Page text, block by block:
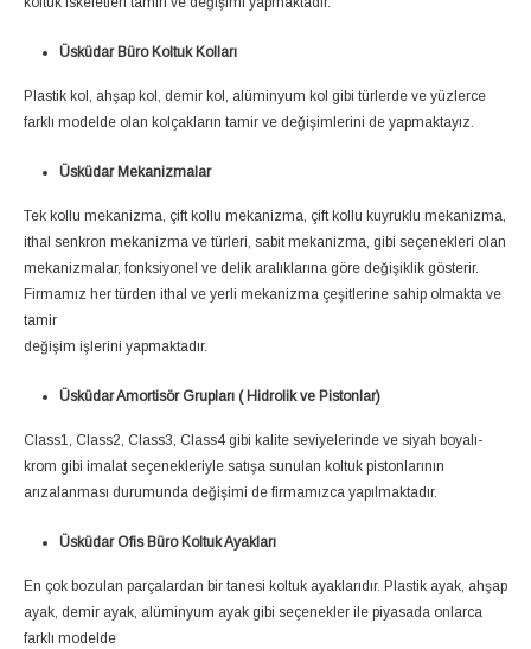
Üsküdar Büro Koltuk Kolları
Plastik kol, ahşap kol, demir kol, alüminyum kol gibi türlerde ve yüzlerce
farklı modelde olan kolçakların tamir ve değişimlerini de yapmaktayız.
Üsküdar Mekanizmalar
Tek kollu mekanizma, çift kollu mekanizma, çift kollu kuyruklu mekanizma,
ithal senkron mekanizma ve türleri, sabit mekanizma, gibi seçenekleri olan
mekanizmalar, fonksiyonel ve delik aralıklarına göre değişiklik gösterir.
Firmamız her türden ithal ve yerli mekanizma çeşitlerine sahip olmakta ve
tamir
değişim işlerini yapmaktadır.
Üsküdar Amortisör Grupları ( Hidrolik ve Pistonlar)
Class1, Class2, Class3, Class4 gibi kalite seviyelerinde ve siyah boyalı-
krom gibi imalat seçenekleriyle satışa sunulan koltuk pistonlarının
arızalanması durumunda değişimi de firmamızca yapılmaktadır.
Üsküdar Ofis Büro Koltuk Ayakları
En çok bozulan parçalardan bir tanesi koltuk ayaklarıdır. Plastik ayak, ahşap
ayak, demir ayak, alüminyum ayak gibi seçenekler ile piyasada onlarca
farklı modelde